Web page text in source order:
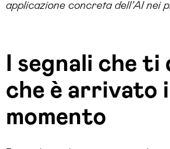
applicazione concreta dell’AI nei
I segnali che
che è arrivato il
momento